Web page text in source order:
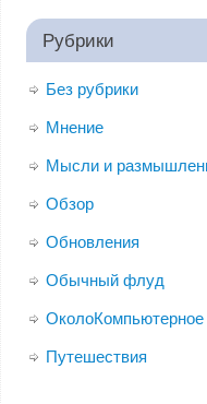
Рубрики
Без рубрики
Мнение
Мысли и
Обзор
Обновления
Обычный флуд
ОколоКомпьютерное
Путешествия